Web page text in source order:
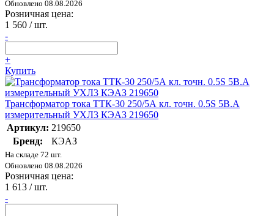
Обновлено 08.08.2026
Розничная цена:
1 560 / шт.
-
+
Купить
Трансформатор тока ТТК-30 250/5А кл. точн. 0.5S 5В.А
измерительный УХЛ3 КЭАЗ 219650
Артикул: 219650
Бренд:
КЭАЗ
На складе 72 шт.
Обновлено 08.08.2026
Розничная цена:
1 613 / шт.
-